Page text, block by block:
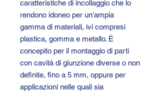
caratteristiche di incollaggio che lo
rendono idoneo per un'ampia
gamma di materiali, ivi compresi
plastica, gomma e metallo. È
concepito per il montaggio di parti
con cavità di giunzione diverse o non
definite, fino a 5 mm, oppure per
applicazioni nelle quali sia